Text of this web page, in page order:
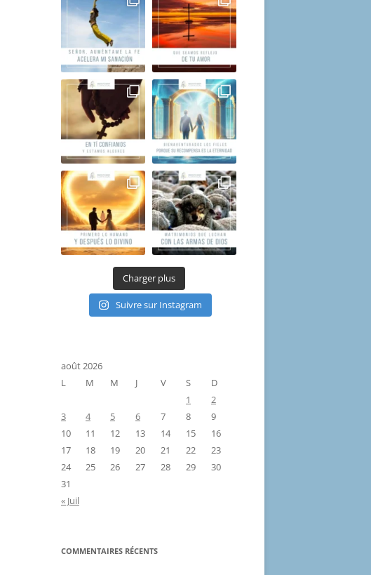
Charger plus
Suivre sur Instagram
août 2026
L
M M J V S
D
1
2
3
4 5 6 7 8
9
10
11 12 13 14 15
16
17
18 19 20 21 22
23
24
25 26 27 28 29
30
31
« Juil
COMMENTAIRES RÉCENTS